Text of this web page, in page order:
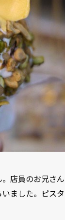
店員のお兄さん
ました。ピスタ